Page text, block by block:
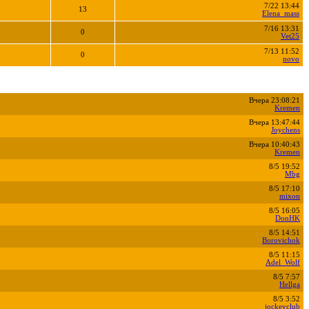
13
7/22 13:44
Elena_mass
0
7/16 13:31
Vet25
0
7/13 11:52
novo
Вчера 23:08:21
Kremen
Вчера 13:47:44
Joychens
Вчера 10:40:43
Kremen
8/5 19:52
Mbg
8/5 17:10
mixon
8/5 16:05
DonHK
8/5 14:51
Borovichok
8/5 11:15
Adel_Wolf
8/5 7:57
Hellga
8/5 3:52
jockeyclub